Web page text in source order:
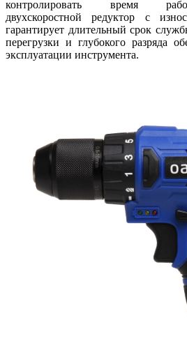
контролировать время
двухскоростной редуктор с
гарантирует длительный срок
перегрузки и глубокого разряда
эксплуатации инструмента.